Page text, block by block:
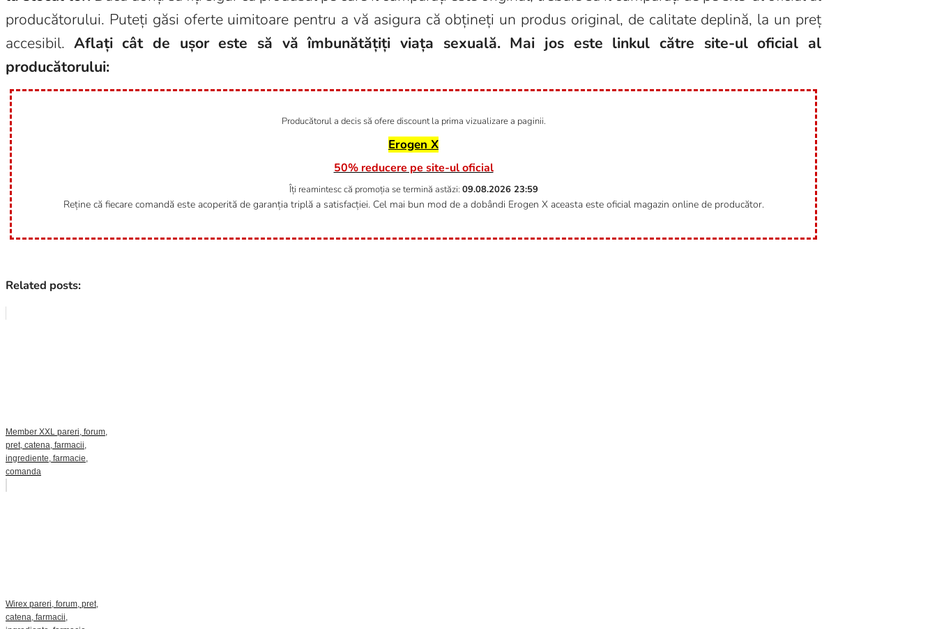
producătorului. Puteți găsi oferte uimitoare pentru a vă asigura că obțineți un produs original, de calitate deplină, la un preț
accesibil. Aflați cât de ușor este să vă îmbunătățiți viața sexuală. Mai jos este linkul către site-ul oficial al
producătorului:
Producătorul a decis să ofere discount la prima vizualizare a paginii.
Erogen X
50% reducere pe site-ul oficial
Îți reamintesc că promoția se termină astăzi: 09.08.2026 23:59
Reține că fiecare comandă este acoperită de garanția triplă a satisfacției. Cel mai bun mod de a dobândi Erogen X aceasta este oficial magazin online de producător.
Related posts:
Member XXL pareri, forum,
pret, catena, farmacii,
ingrediente, farmacie,
comanda
Wirex pareri, forum, pret,
catena, farmacii,